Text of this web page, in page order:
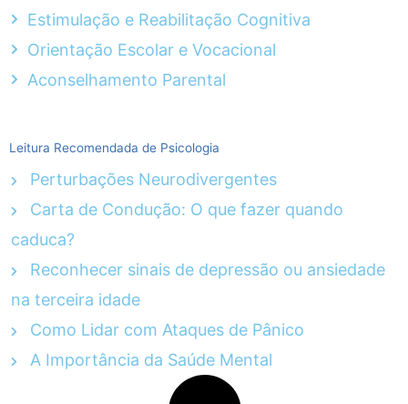
Estimulação e Reabilitação Cognitiva
Orientação Escolar e Vocacional
Aconselhamento Parental
Leitura Recomendada de Psicologia
Perturbações Neurodivergentes
Carta de Condução: O que fazer quando
caduca?
Reconhecer sinais de depressão ou ansiedade
na terceira idade
Como Lidar com Ataques de Pânico
A Importância da Saúde Mental